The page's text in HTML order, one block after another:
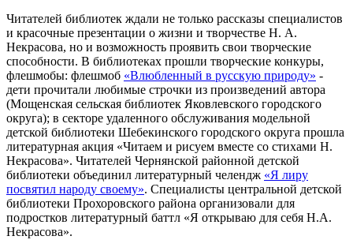
Читателей библиотек ждали не только рассказы специалистов
и красочные презентации о жизни и творчестве Н. А.
Некрасова, но и возможность проявить свои творческие
способности. В библиотеках прошли творческие конкуры,
флешмобы: флешмоб «Влюбленный в русскую природу» -
дети прочитали любимые строчки из произведений автора
(Мощенская сельская библиотек Яковлевского городского
округа); в секторе удаленного обслуживания модельной
детской библиотеки Шебекинского городского округа прошла
литературная акция «Читаем и рисуем вместе со стихами Н.
Некрасова». Читателей Чернянской районной детской
библиотеки объединил литературный челендж «Я лиру
посвятил народу своему». Специалисты центральной детской
библиотеки Прохоровского района организовали для
подростков литературный баттл «Я открываю для себя Н.А.
Некрасова».